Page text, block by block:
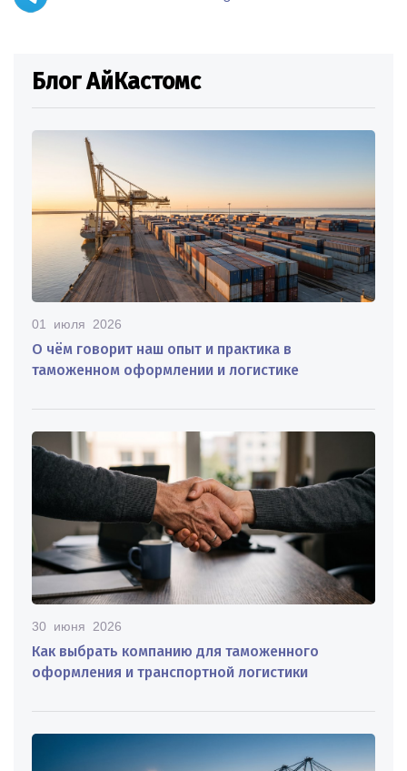
Блог АйКастомс
01 июля 2026
О чём говорит наш опыт и практика в
таможенном оформлении и логистике
30 июня 2026
Как выбрать компанию для таможенного
оформления и транспортной логистики